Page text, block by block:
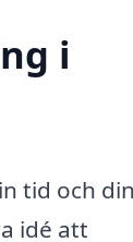
i
tid och din
idé att